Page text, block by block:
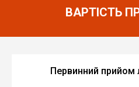
ВАРТІСТЬ
Первинний прийом